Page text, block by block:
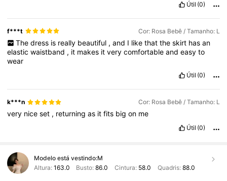
Útil (0)
f***t Cor: Rosa Bebê / Tamanho: L
The dress is really beautiful , and I like that the skirt has an
elasticwaistband , it makes itverycomfortableandeasyto
wear
Útil (0)
k***n Cor: Rosa Bebê / Tamanho: L
very niceset , returningas itfits bigon me
Útil (0)
Modelo está vestindo:M
Altura: 163.0 Busto:86.0 Cintura: 58.0 Quadris: 88.0